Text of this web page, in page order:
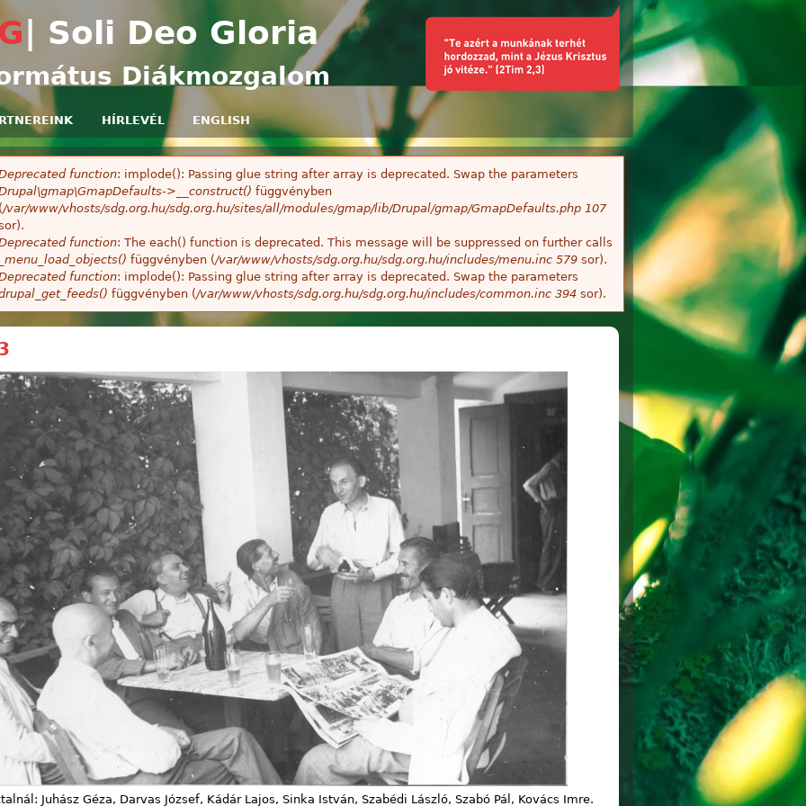
| Soli Deo Gloria
Diákmozgalom
HÍRLEVÉL ENGLISH
function: implode(): Passing glue string after array is deprecated. Swap the parameters
>__construct() függvényben
(/var/www/vhosts/sdg.org.hu/sdg.org.hu/sites/all/modules/gmap/lib/Drupal/gmap/GmapDefaults.php 107
function: The each() function is deprecated. This message will be suppressed on further calls
_menu_load_objects() függvényben (/var/www/vhosts/sdg.org.hu/sdg.org.hu/includes/menu.inc 579 sor).
function: implode(): Passing glue string after array is deprecated. Swap the parameters
függvényben (/var/www/vhosts/sdg.org.hu/sdg.org.hu/includes/common.inc 394 sor).
Juhász Géza, Darvas József, Kádár Lajos, Sinka István, Szabédi László, Szabó Pál, Kovács Imre.